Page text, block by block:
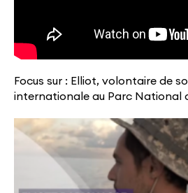
Focus sur : Elliot, volontaire de
internationale au Parc National